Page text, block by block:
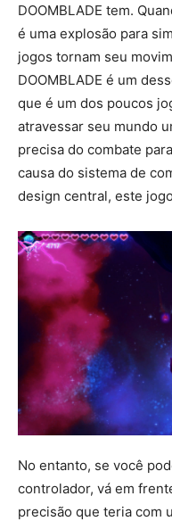
DOOMBLADE tem.
é uma explosão para
jogos tornam seu
DOOMBLADE é um
que é um dos poucos
atravessar seu mundo
precisa do combate
causa do sistema de
design central, este
No entanto, se você
controlador, vá em
precisão que teria com